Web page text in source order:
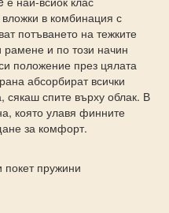
в комбинация с
потъването на тежките
рамене и по този начин
положение през цялата
абсорбират всички
сякаш спите върху облак. В
която улавя финните
за комфорт.
покет пружини